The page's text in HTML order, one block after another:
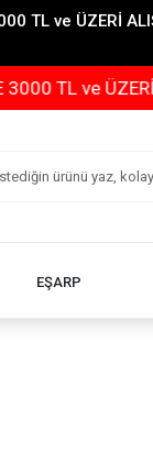
TL ve ÜZERİ
ÜZERİ
EŞARP